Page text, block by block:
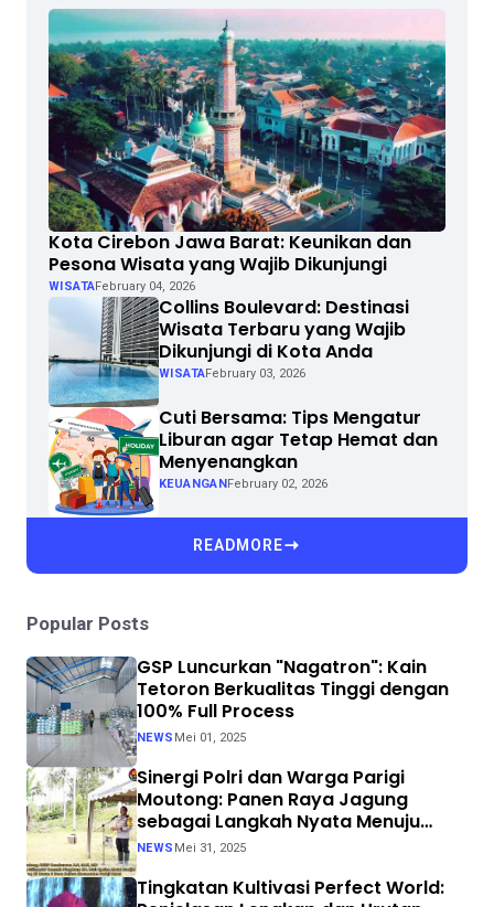
Kota Cirebon Jawa Barat: Keunikan dan
Pesona Wisata yang Wajib Dikunjungi
WISATAFebruary 04, 2026
Collins Boulevard: Destinasi
Wisata Terbaru yang Wajib
Dikunjungi di Kota Anda
WISATAFebruary 03, 2026
Cuti Bersama: Tips Mengatur
Liburan agar Tetap Hemat dan
Menyenangkan
KEUANGAN February 02, 2026
READMORE
Popular Posts
GSP Luncurkan "Nagatron": Kain
Tetoron Berkualitas Tinggi dengan
100% Full Process
NEWS Mei 01, 2025
Sinergi Polri dan Warga Parigi
Moutong: Panen Raya Jagung
sebagai Langkah Nyata Menuju
Swasembada Pangan
NEWS Mei 31, 2025
Tingkatan Kultivasi Perfect World: